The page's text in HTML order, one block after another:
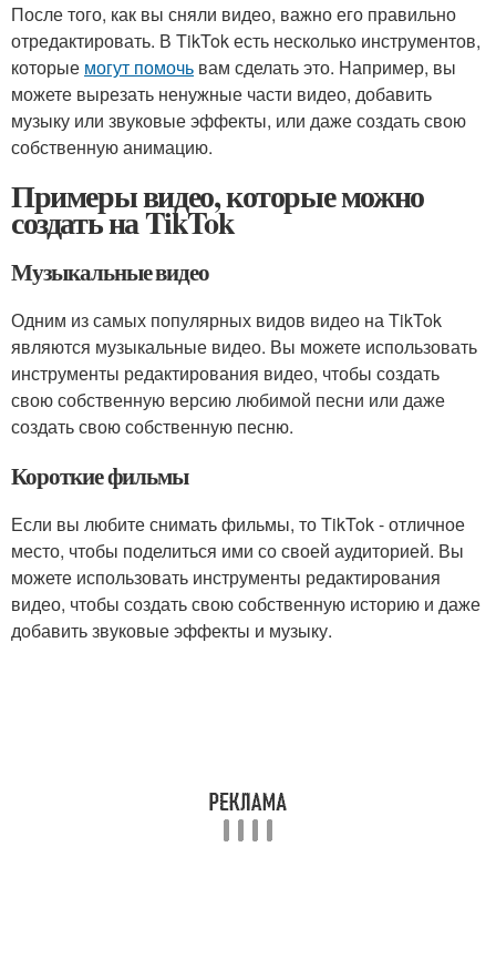
После того, как вы сняли видео, важно его правильно
отредактировать. В TikTok есть несколько инструментов,
которые могут помочь вам сделать это. Например, вы
можете вырезать ненужные части видео, добавить
музыку или звуковые эффекты, или даже создать свою
собственную анимацию.
Примеры видео, которые можно
создать на TikTok
Музыкальные видео
Одним из самых популярных видов видео на TikTok
являются музыкальные видео. Вы можете использовать
инструменты редактирования видео, чтобы создать
свою собственную версию любимой песни или даже
создать свою собственную песню.
Короткие фильмы
Если вы любите снимать фильмы, то TikTok - отличное
место, чтобы поделиться ими со своей аудиторией. Вы
можете использовать инструменты редактирования
видео, чтобы создать свою собственную историю и даже
добавить звуковые эффекты и музыку.